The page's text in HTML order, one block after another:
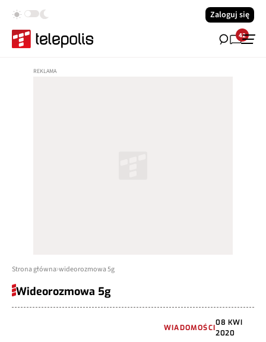
Zaloguj się
42
Strona główna wideorozmowa 5g
Wideorozmowa 5g
WIADOMOŚCI
08 KWI
2020